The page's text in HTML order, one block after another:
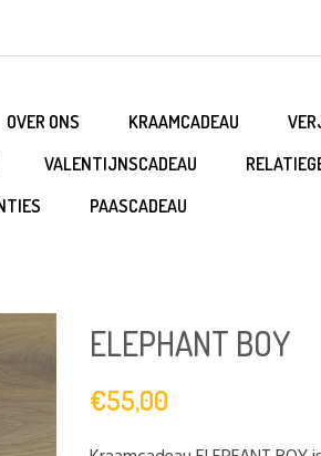
OVER ONS KRAAMCADEAU
VALENTIJNSCADEAU
PAASCADEAU
ELEPHANT BOY
€55,00